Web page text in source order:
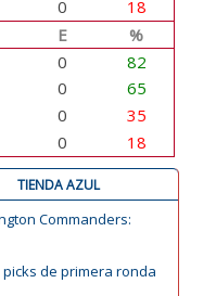
0
18
E
%
0
82
0
65
0
35
0 18
TIENDA AZUL
Commanders:
picks de primera ronda